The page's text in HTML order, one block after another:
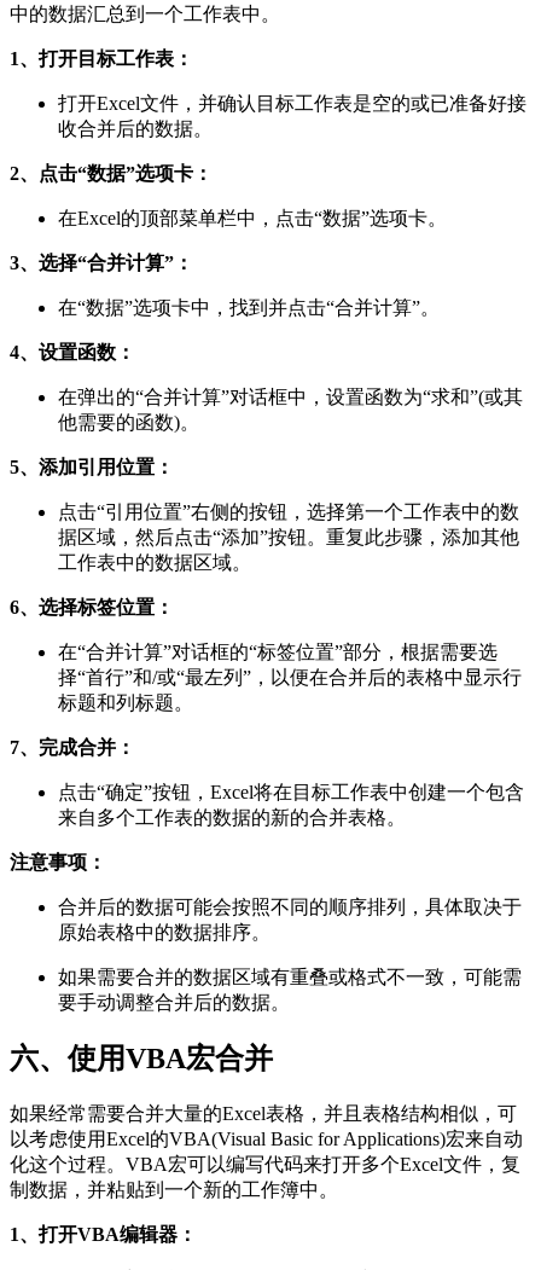
中的数据汇总到一个工作表中。
1、打开目标工作表：
打开Excel文件，并确认目标工作表是空的或已准备好接
收合并后的数据。
2、点击“数据”选项卡：
在Excel的顶部菜单栏中，点击“数据”选项卡。
3、选择“合并计算”：
在“数据”选项卡中，找到并点击“合并计算”。
4、设置函数：
在弹出的“合并计算”对话框中，设置函数为“求和”(或其
他需要的函数)。
5、添加引用位置：
点击“引用位置”右侧的按钮，选择第一个工作表中的数
据区域，然后点击“添加”按钮。重复此步骤，添加其他
工作表中的数据区域。
6、选择标签位置：
在“合并计算”对话框的“标签位置”部分，根据需要选
择“首行”和/或“最左列”，以便在合并后的表格中显示行
标题和列标题。
7、完成合并：
点击“确定”按钮，Excel将在目标工作表中创建一个包含
来自多个工作表的数据的新的合并表格。
注意事项：
合并后的数据可能会按照不同的顺序排列，具体取决于
原始表格中的数据排序。
如果需要合并的数据区域有重叠或格式不一致，可能需
要手动调整合并后的数据。
六、使用VBA宏合并
如果经常需要合并大量的Excel表格，并且表格结构相似，可
以考虑使用Excel的VBA(Visual Basic for Applications)宏来自动
化这个过程。VBA宏可以编写代码来打开多个Excel文件，复
制数据，并粘贴到一个新的工作簿中。
1、打开VBA编辑器：